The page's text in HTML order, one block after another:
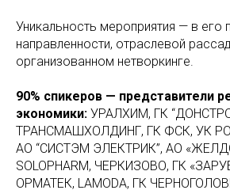
Уникальность мероприятия — в его
направленности, отраслевой
организованном нетворкинге.
90% спикеров — представители
экономики: УРАЛХИМ, ГК
ТРАНСМАШХОЛДИНГ, ГК ФСК, УК
АО “СИСТЭМ ЭЛЕКТРИК”, АО
SOLOPHARM, ЧЕРКИЗОВО, ГК
ОРМАТЕК, LAMODA, ГК